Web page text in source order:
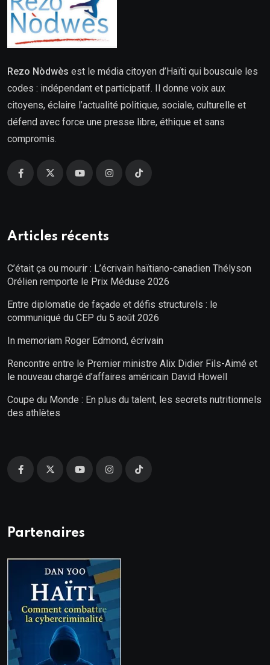
Rezo Nòdwès est le média citoyen d’Haïti qui bouscule les
codes : indépendant et participatif. Il donne voix aux
citoyens, éclaire l’actualité politique, sociale, culturelle et
défend avec force une presse libre, éthique et sans
compromis.
Articles récents
C’était ça ou mourir : L’écrivain haïtiano-canadien Thélyson
Orélien remporte le Prix Méduse 2026
Entre diplomatie de façade et défis structurels : le
communiqué du CEP du 5 août 2026
In memoriam Roger Edmond, écrivain
Rencontre entre le Premier ministre Alix Didier Fils-Aimé et
le nouveau chargé d’affaires américain David Howell
Coupe du Monde : En plus du talent, les secrets nutritionnels
des athlètes
Partenaires